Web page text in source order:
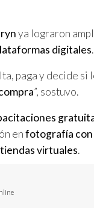
ya lograron
digitales.
paga y decide si
”, sostuvo.
enfotografía
virtuales.